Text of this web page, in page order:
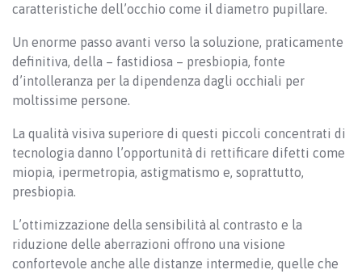
caratteristiche dell’occhio come il diametro pupillare.
Un enorme passo avanti verso la soluzione, praticamente
definitiva, della – fastidiosa – presbiopia, fonte
d’intolleranza per la dipendenza dagli occhiali per
moltissime persone.
La qualità visiva superiore di questi piccoli concentrati di
tecnologia danno l’opportunità di rettificare difetti come
miopia, ipermetropia, astigmatismo e, soprattutto,
presbiopia.
L’ottimizzazione della sensibilità al contrasto e la
riduzione delle aberrazioni offrono una visione
confortevole anche alle distanze intermedie, quelle che